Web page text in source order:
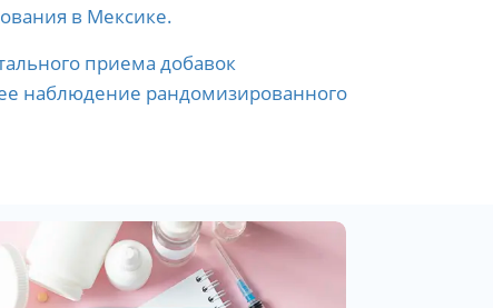
в Мексике.
приема добавок
наблюдение рандомизированного